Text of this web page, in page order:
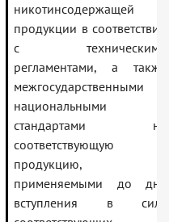
никотинсодержащей
продукции в соответствии
с техническими
регламентами, а также
межгосударственными и
национальными
стандартами на
соответствующую
продукцию,
применяемыми до дня
вступления в силу